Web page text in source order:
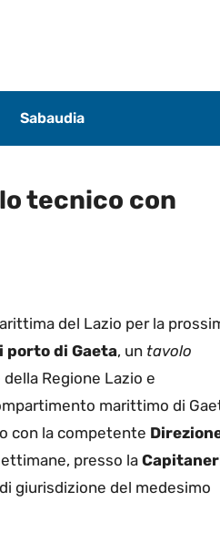
Sabaudia
tecnico con
del Lazio per la
porto di Gaeta, un tavolo
Regione Lazio e
marittimo di
con la competente
presso la
giurisdizione del medesimo